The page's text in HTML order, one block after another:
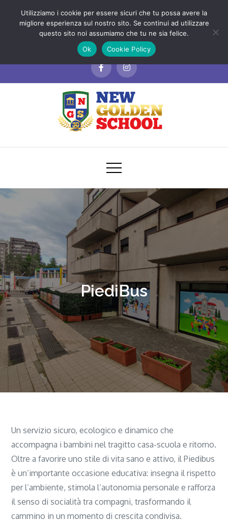
Via Aldo Moro, 39/49 - Cosenza
3288111878
info@newgoldenschool.it
New Golden School
Scuola dell’Infanzia, Nido, Sezione Primavera
PiediBus
Un servizio sicuro, ecologico e dinamico che
accompagna i bambini nel tragitto casa-scuola e ritorno.
Oltre a favorire uno stile di vita sano e attivo, il Piedibus
è un’importante occasione educativa: insegna il rispetto
per l’ambiente, stimola l’autonomia personale e rafforza
il senso di socialità tra compagni, trasformando il
cammino in un momento di crescita condivisa.
Utilizziamo i cookie per essere sicuri che tu possa avere la
migliore esperienza sul nostro sito. Se continui ad utilizzare
questo sito noi assumiamo che tu ne sia felice.
Ok
Cookie Policy